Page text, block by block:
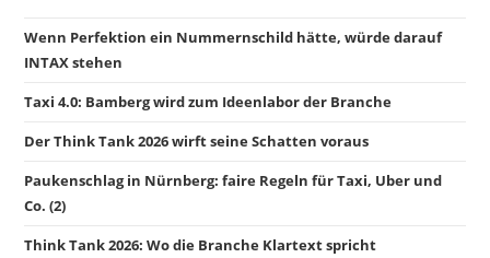
Wenn Perfektion ein Nummernschild hätte, würde darauf
INTAX stehen
Taxi 4.0: Bamberg wird zum Ideenlabor der Branche
Der Think Tank 2026 wirft seine Schatten voraus
Paukenschlag in Nürnberg: faire Regeln für Taxi, Uber und
Co. (2)
Think Tank 2026: Wo die Branche Klartext spricht